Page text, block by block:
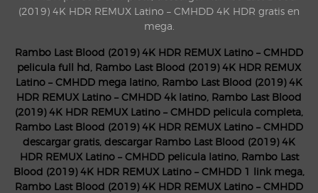
(2019) 4K HDR REMUX Latino – CMHDD 4K HDR gratis en
mega.
Rambo Last Blood (2019) 4K HDR REMUX Latino – CMHDD
pelicula full hd, Rambo Last Blood (2019) 4K HDR REMUX
Latino – CMHDD mega latino, Rambo Last Blood (2019) 4K
HDR REMUX Latino – CMHDD 4k latino, Rambo Last Blood
(2019) 4K HDR REMUX Latino – CMHDD pelicula completa,
Rambo Last Blood (2019) 4K HDR REMUX Latino – CMHDD
descargar gratis, descargar Rambo Last Blood (2019) 4K
HDR REMUX Latino – CMHDD pelicula latino, Rambo Last
Blood (2019) 4K HDR REMUX Latino – CMHDD 1 link mega,
Rambo Last Blood (2019) 4K HDR REMUX Latino – CMHDD